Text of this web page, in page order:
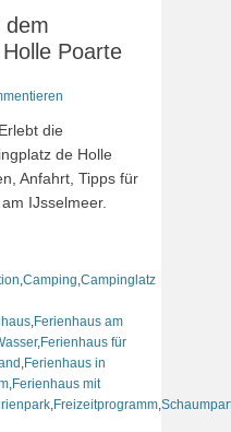
dem
Poarte
die
de Holle
Anfahrt, Tipps für
IJsselmeer.
,Camping,Campinglatz
,Ferienhaus am
,Ferienhaus für
,Ferienhaus in
,Ferienhaus mit
,Freizeitprogramm,